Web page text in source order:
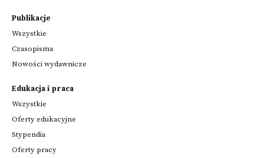
Publikacje
Wszystkie
Czasopisma
Nowości wydawnicze
Edukacja i praca
Wszystkie
Oferty edukacyjne
Stypendia
Oferty pracy